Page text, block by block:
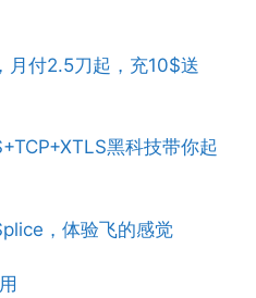
月付2.5刀起，充10$送
黑科技带你起
，体验飞的感觉